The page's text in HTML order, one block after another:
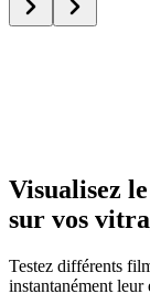
Visualisez
sur vos
Testez différents
instantanément leur